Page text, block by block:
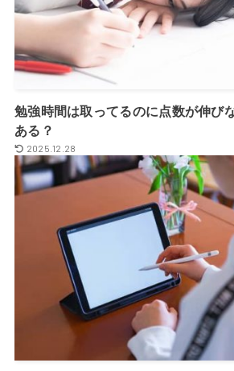
勉強時間は取ってるのに点数が伸び
ある？
2025.12.28